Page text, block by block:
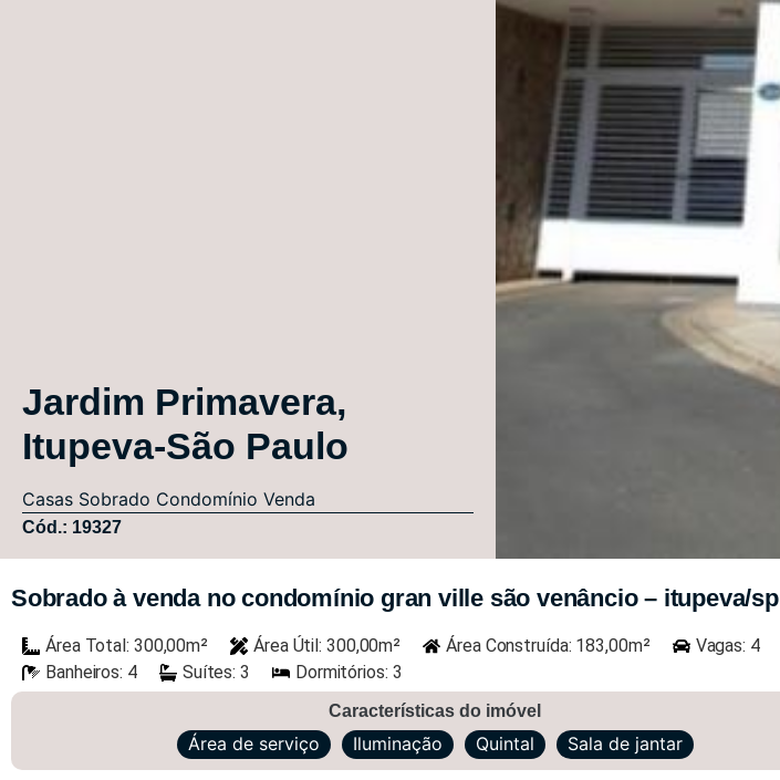
Jardim Primavera,
Itupeva-São Paulo
Casas Sobrado Condomínio Venda
Cód.: 19327
Sobrado à venda no condomínio gran ville são venâncio – itupeva/sp
Área Total: 300,00m² Área Útil: 300,00m² Área Construída: 183,00m²
Vagas: 4
Banheiros: 4
Suítes: 3 Dormitórios: 3
Características do imóvel
Área de serviço Iluminação Quintal Sala de jantar